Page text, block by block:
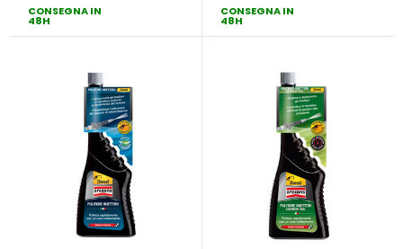
CONSEGNA IN
48H
CONSEGNA IN
48H